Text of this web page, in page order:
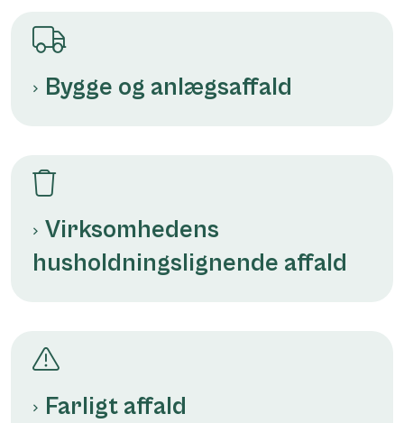
Bygge og anlægsaffald
Virksomhedens
husholdningslignende affald
Farligt affald